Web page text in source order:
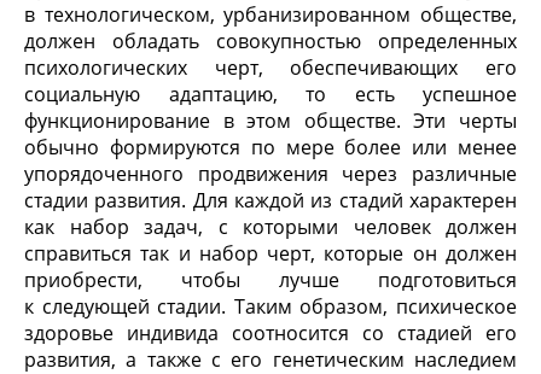
в технологическом, урбанизированном обществе,
должен обладать совокупностью определенных
психологических черт, обеспечивающих его
социальную адаптацию, то есть успешное
функционирование в этом обществе. Эти черты
обычно формируются по мере более или менее
упорядоченного продвижения через различные
стадии развития. Для каждой из стадий характерен
как набор задач, с которыми человек должен
справиться так и набор черт, которые он должен
приобрести, чтобы лучше подготовиться
к следующей стадии. Таким образом, психическое
здоровье индивида соотносится со стадией его
развития, а также с его генетическим наследием